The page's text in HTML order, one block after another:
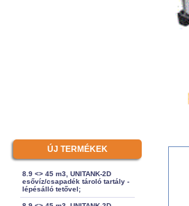
ÚJ TERMÉKEK
8.9 <> 45 m3, UNITANK-2D
esővíz/csapadék tároló tartály -
lépésálló tetővel;